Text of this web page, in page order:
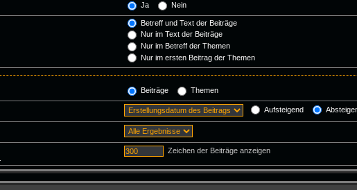
Ja Nein
Betreff und Text der Beiträge
Nur im Text der Beiträge
Nur im Betreff der Themen
Nur im ersten Beitrag der Themen
Beiträge Themen
Aufsteigend
Zeichen der Beiträge anzeigen